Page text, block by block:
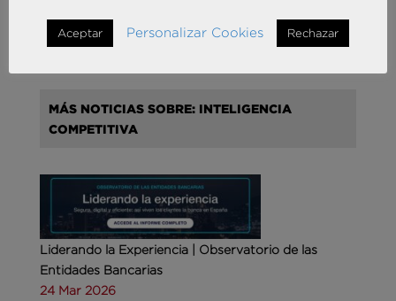
como Socio Responsable de Human Capital
MÁS NOTICIAS SOBRE: INTELIGENCIA
COMPETITIVA
Liderando la Experiencia | Observatorio de las
Entidades Bancarias
24 Mar 2026
Aceptar Personalizar Cookies Rechazar